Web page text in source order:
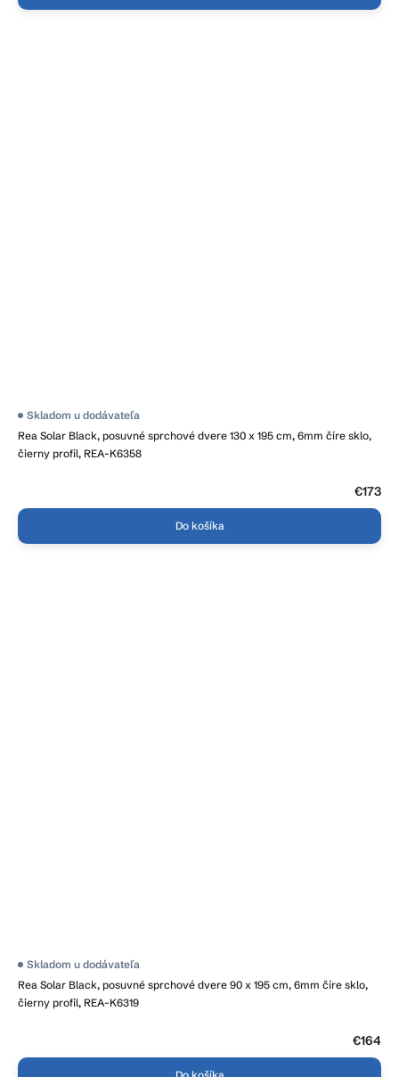
Rea Solar Black, posuvné sprchové dvere 130 x 195 cm, 6mm číre sklo,
čierny profil, REA-K6358
Priemerné
produktu
je
Skladom u dodávateľa
€173
Do košíka
Rea Solar Black, posuvné sprchové dvere 90 x 195 cm, 6mm číre sklo,
čierny profil, REA-K6319
Skladom u dodávateľa
€164